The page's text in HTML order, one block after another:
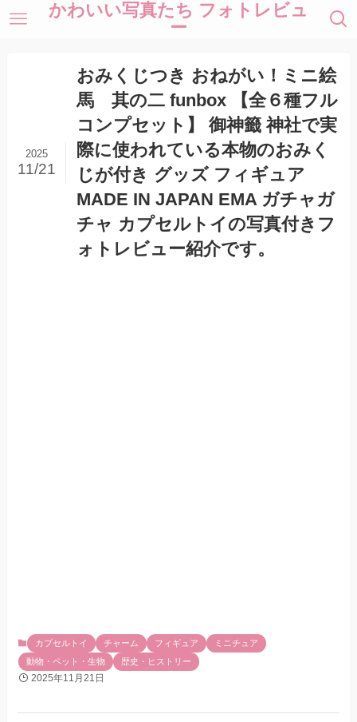
かわいい写真たち フォトレビュ
ー
おみくじつき おねがい！ミニ絵
馬 其の二 funbox 【全６種フル
コンプセット】 御神籤 神社で実
際に使われている本物のおみく
じが付き グッズ フィギュア
MADE IN JAPAN EMA ガチャガ
チャ カプセルトイの写真付きフ
ォトレビュー紹介です。
2025
11/21
カプセルトイ チャーム フィギュア
ミニチュア
動物・ペット・生物
歴史・ヒストリー
2025年11月21日